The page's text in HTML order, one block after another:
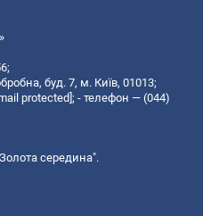
буд. 7, м. Київ, 01013;
protected] ; - телефон — (044)
середина".